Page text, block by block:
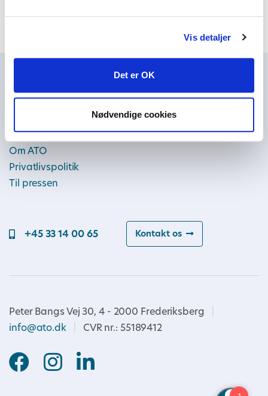
Vis detaljer
Det er OK
Nødvendige cookies
Om ATO
Privatlivspolitik
Til pressen
+45 33 14 00 65 Kontakt os
Peter Bangs Vej 30, 4 - 2000 Frederiksberg
info@ato.dk
CVR nr.: 55189412